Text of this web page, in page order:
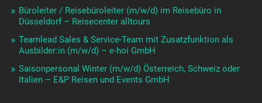
Büroleiter / Reisebüroleiter (m/w/d) im Reisebüro in
Düsseldorf – Reisecenter alltours
Teamlead Sales & Service-Team mit Zusatzfunktion als
Ausbilder:in (m/w/d) – e-hoi GmbH
Saisonpersonal Winter (m/w/d) Österreich, Schweiz oder
Italien – E&P Reisen und Events GmbH